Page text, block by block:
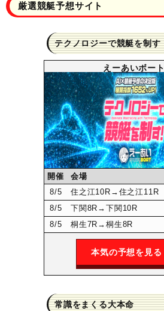
厳選競艇予想サイト
テクノロジーで競艇を制す
えーあいボート
開催 会場
8/5 住之江10R →住之江11R
8/5 下関8R →下関10R
8/5 桐生7R →桐生8R
本気の予想を見る
常識をまくる大本命